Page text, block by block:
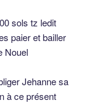
sols tz ledit
paier et bailler
Nouel
Jehanne sa
à ce présent